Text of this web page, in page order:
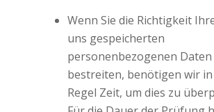
Wenn Sie die Richtigkeit
uns gespeicherten
personenbezogenen Daten
bestreiten, benötigen wir
Regel Zeit, um dies zu